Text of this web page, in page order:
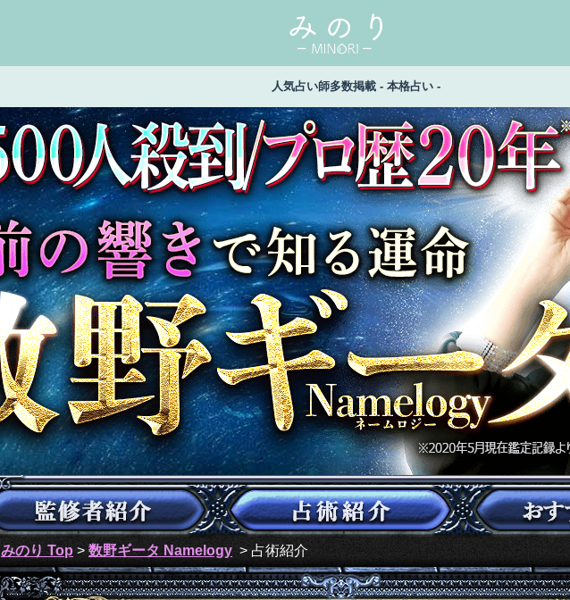
人気占い師多数掲載 - 本格占い -
みのり Top > 数野ギータ Namelogy > 占術紹介
占術紹介